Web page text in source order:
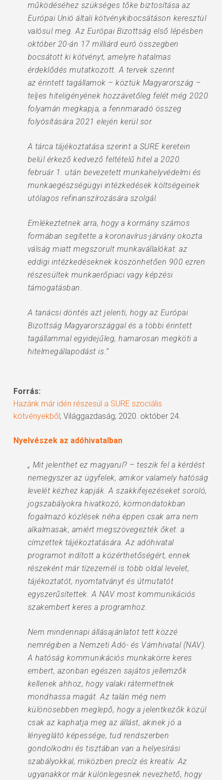
működéséhez szükséges tőke biztosítása az
Európai Unió általi kötvénykibocsátáson keresztül
valósul meg. Az Európai Bizottság első lépésben
október 20-án 17 milliárd euró összegben
bocsátott ki kötvényt, amelyre hatalmas
érdeklődés mutatkozott. A tervek szerint
az érintett tagállamok – köztük Magyarország –
teljes hiteligényének hozzávetőleg felét még 2020
folyamán megkapja, a fennmaradó összeg
folyósítására 2021 elején kerül sor.
A tárca tájékoztatása szerint a SURE keretein
belül érkező kedvező feltételű hitel a 2020.
február 1. után bevezetett munkahelyvédelmi és
munkaegészségügyi intézkedések költségeinek
utólagos refinanszírozására szolgál.
Emlékeztetnek arra, hogy a kormány számos
formában segítette a koronavírus-járvány okozta
válság miatt megszorult munkavállalókat: az
eddigi intézkedéseknek köszönhetően 900 ezren
részesültek munkaerőpiaci vagy képzési
támogatásban.
A tanácsi döntés azt jelenti, hogy az Európai
Bizottság Magyarországgal és a többi érintett
tagállammal egyidejűleg, hamarosan megköti a
hitelmegállapodást is.”
Forrás:
Hazánk már idén részesül a SURE szociális
kötvényekből; Világgazdaság; 2020. október 24.
Nyelvészek az adóhivatalban
„ Mit jelenthet ez magyarul? – teszik fel a kérdést
nemegyszer az ügyfelek, amikor valamely hatóság
levelét kézhez kapják. A szakkifejezéseket soroló,
jogszabályokra hivatkozó, körmondatokban
fogalmazó közlések néha éppen csak arra nem
alkalmasak, amiért megszövegezték őket: a
címzettek tájékoztatására. Az adóhivatal
programot indított a közérthetőségért, ennek
részeként már tízezernél is több oldal levelet,
tájékoztatót, nyomtatványt és útmutatót
egyszerűsítettek. A NAV most kommunikációs
szakembert keres a programhoz.
Nem mindennapi állásajánlatot tett közzé
nemrégiben a Nemzeti Adó- és Vámhivatal (NAV).
A hatóság kommunikációs munkakörre keres
embert, azonban egészen sajátos jellemzők
kellenek ahhoz, hogy valaki rátermettnek
mondhassa magát. Az talán még nem
különösebben meglepő, hogy a jelentkezők közül
csak az kaphatja meg az állást, akinek jó a
lényeglátó képessége, tud rendszerben
gondolkodni és tisztában van a helyesírási
szabályokkal, miközben precíz és kreatív. Az
ugyanakkor már különlegesnek nevezhető, hogy